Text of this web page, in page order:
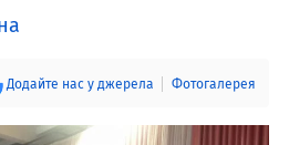
Додайте нас у джерела Фотогалерея